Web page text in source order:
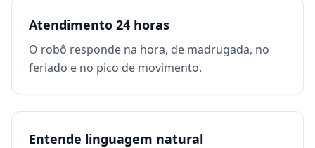
Atendimento 24 horas
O robô responde na hora, de madrugada, no
feriado e no pico de movimento.
Entende linguagem natural